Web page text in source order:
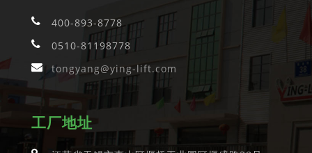
400-893-8778
0510-81198778
tongyang@ying-lift.com
工厂地址